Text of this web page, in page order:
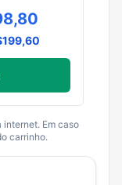
199,60
Em caso
carrinho.